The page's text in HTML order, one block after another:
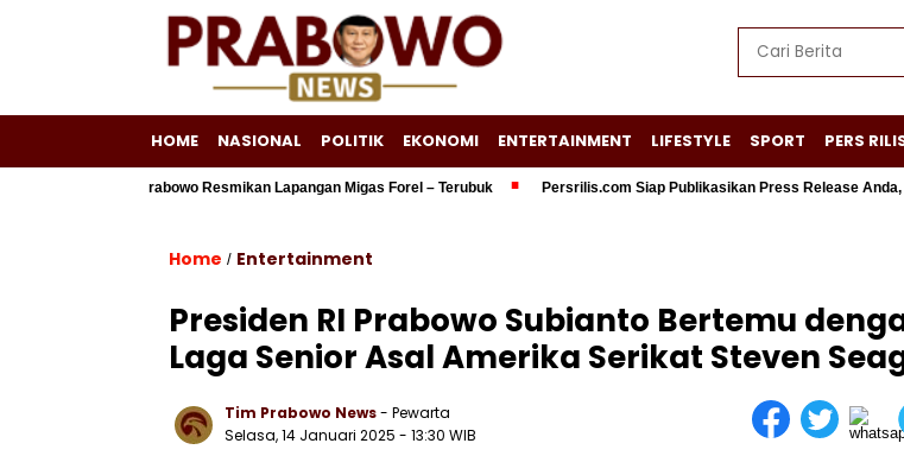
HOME NASIONAL POLITIK EKONOMI ENTERTAINMENT LIFESTYLE SPORT PERS
Presiden Prabowo Resmikan Lapangan Migas Forel – Terubuk Persrilis.com Siap Publikasikan Press Release Anda, Jika
Home / Entertainment
Presiden RI Prabowo Subianto Bertemu
Laga Senior Asal Amerika Serikat Steven
Tim Prabowo News- Pewarta
Selasa, 14 Januari 2025 - 13:30 WIB